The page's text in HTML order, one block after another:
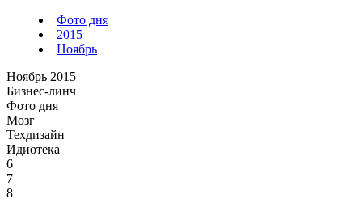
Фото дня
2015
Ноябрь
Ноябрь 2015
Бизнес-линч
Фото дня
Мозг
Техдизайн
Идиотека
6
7
8